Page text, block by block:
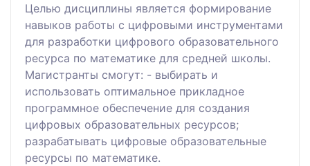
Целью дисциплины является формирование
навыков работы с цифровыми инструментами
для разработки цифрового образовательного
ресурса по математике для средней школы.
Магистранты смогут: - выбирать и
использовать оптимальное прикладное
программное обеспечение для создания
цифровых образовательных ресурсов;
разрабатывать цифровые образовательные
ресурсы по математике.